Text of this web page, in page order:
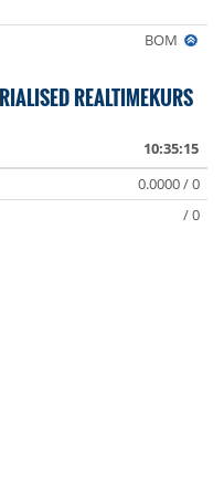
BOM
REALTIMEKURS
10:35:15
0.0000 / 0
/ 0